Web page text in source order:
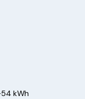
·54 kWh